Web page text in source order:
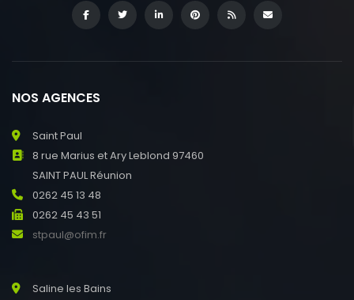
NOS AGENCES
Saint Paul
8 rue Marius et Ary Leblond 97460
SAINT PAUL Réunion
0262 45 13 48
0262 45 43 51
stpaul@ofim.fr
Saline les Bains